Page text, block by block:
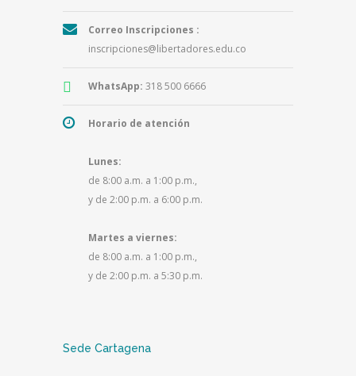
Correo Inscripciones :
inscripciones@libertadores.edu.co
WhatsApp: 318 500 6666
Horario de atención
Lunes:
de 8:00 a.m. a 1:00 p.m.,
y de 2:00 p.m. a 6:00 p.m.
Martes a viernes:
de 8:00 a.m. a 1:00 p.m.,
y de 2:00 p.m. a 5:30 p.m.
Sede Cartagena